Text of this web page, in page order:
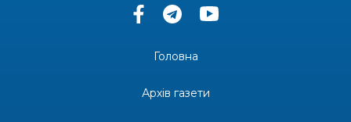
Юні мешканці Бахмутської громади у Харкові
долучилися до проєкту «Радість у дитячих
територіальної громади
Головна
Архів газети